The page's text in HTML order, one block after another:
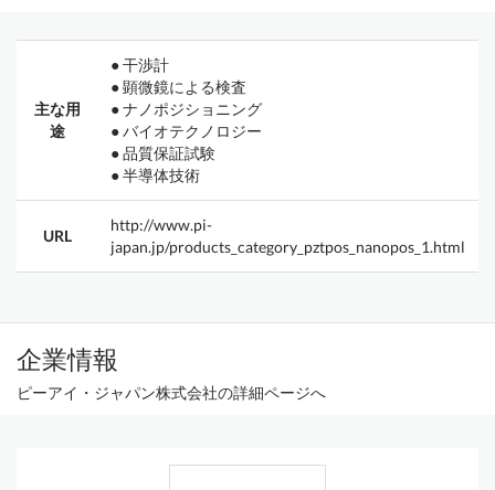
主な用
途
● 干渉計
● 顕微鏡による検査
● ナノポジショニング
● バイオテクノロジー
● 品質保証試験
● 半導体技術
URL
http://www.pi-
japan.jp/products_category_pztpos_nanopos_1.html
企業情報
ピーアイ・ジャパン株式会社の詳細ページへ